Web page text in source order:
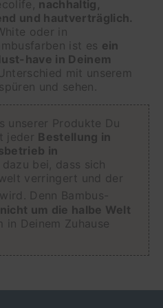
nachhaltig,
und hautverträglich.
oder in
ist es ein
have in Deinem
mit unserem
und sehen.
unserer Produkte Du
jeder
Bestellung in
in
bei, dass sich
verringert und der
Denn Bambus-
nicht um die halbe Welt
in Deinem Zuhause